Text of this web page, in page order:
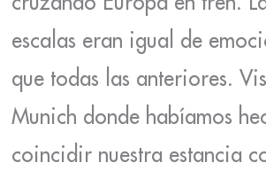
escalas eran igual de
que todas las anteriores.
Munich donde habíamos
coincidir nuestra estancia